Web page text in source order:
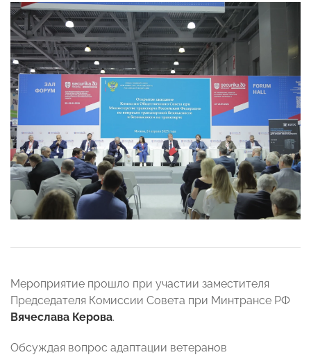
Мероприятие прошло при участии заместителя
Председателя Комиссии Совета при Минтрансе РФ
Вячеслава Керова.
Обсуждая вопрос адаптации ветеранов